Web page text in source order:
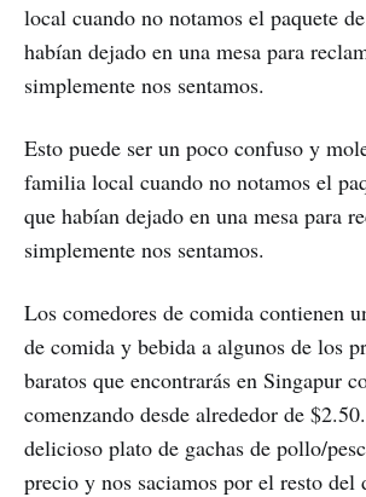
local cuando no notamos el paquete
habían dejado en una mesa para
simplemente nos sentamos.
Esto puede ser un poco confuso y
familia local cuando no notamos el
que habían dejado en una mesa para
simplemente nos sentamos.
Los comedores de comida contienen
de comida y bebida a algunos de los
baratos que encontrarás en Singapur
comenzando desde alrededor de
delicioso plato de gachas de pollo/
precio y nos saciamos por el resto del